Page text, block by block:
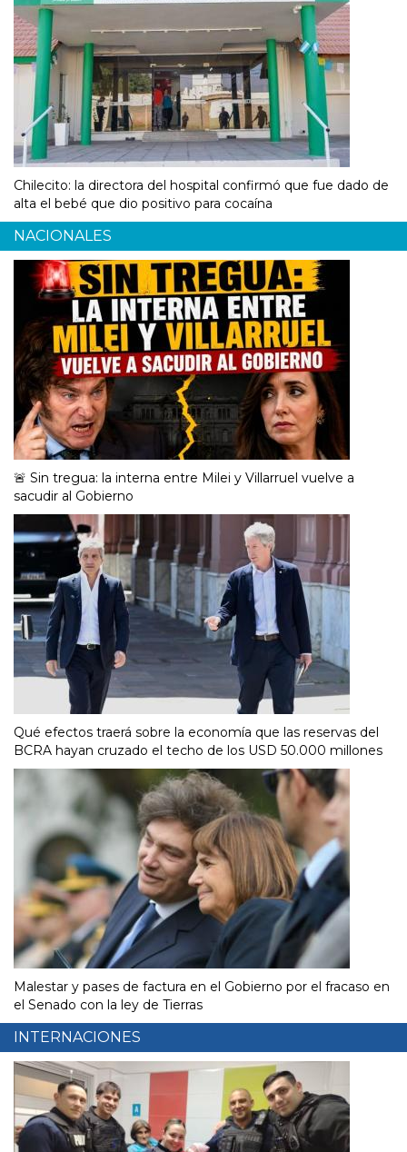
Chilecito: la directora del hospital confirmó que fue dado de
alta el bebé que dio positivo para cocaína
NACIONALES
🚨 Sin tregua: la interna entre Milei y Villarruel vuelve a
sacudir al Gobierno
Qué efectos traerá sobre la economía que las reservas del
BCRA hayan cruzado el techo de los USD 50.000 millones
Malestar y pases de factura en el Gobierno por el fracaso en
el Senado con la ley de Tierras
INTERNACIONES